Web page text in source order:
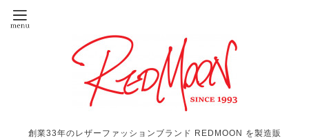
創業33年のレザーファッションブランド REDMOON を製造販